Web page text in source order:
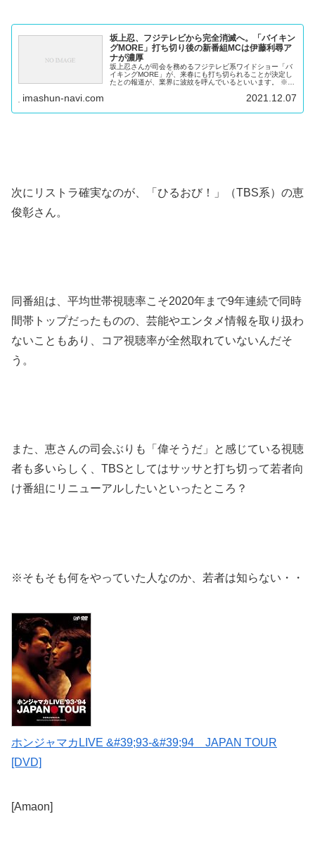
坂上忍、フジテレビから完全消滅へ。「バイキン
グMORE」打ち切り後の新番組MCは伊藤利尋ア
ナが濃厚
坂上忍さんが司会を務めるフジテレビ系ワイドショー「バ
イキングMORE」が、来春にも打ち切られることが決定し
たとの報道が、業界に波紋を呼んでいるといいます。 ※季
imashun-navi.com 2021.12.07
次にリストラ確実なのが、「ひるおび！」（TBS系）の恵
俊彰さん。
同番組は、平均世帯視聴率こそ2020年まで9年連続で同時
間帯トップだったものの、芸能やエンタメ情報を取り扱わ
ないこともあり、コア視聴率が全然取れていないんだそ
う。
また、恵さんの司会ぶりも「偉そうだ」と感じている視聴
者も多いらしく、TBSとしてはサッサと打ち切って若者向
け番組にリニューアルしたいといったところ？
※そもそも何をやっていた人なのか、若者は知らない・・
ホンジャマカLIVE &#39;93-&#39;94 JAPAN TOUR
[DVD]
[Amaon]